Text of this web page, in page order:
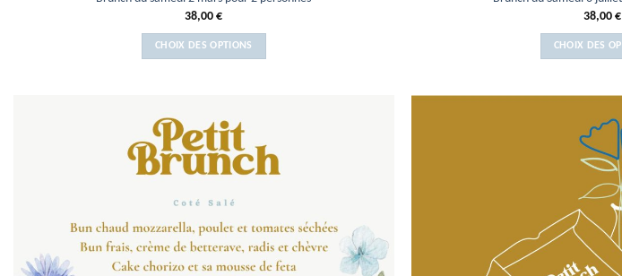
38,00€
CHOIX DES OPTIONS
38,00 €
CHOIX DES